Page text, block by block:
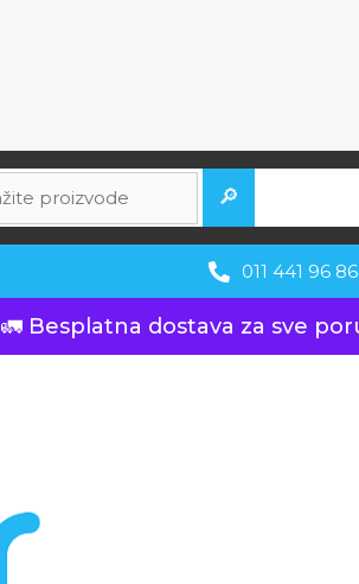
🔎
011 441 96 86
🚛 Besplatna dostava za sve